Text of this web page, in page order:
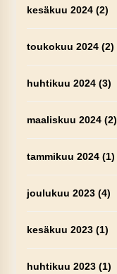
kesäkuu 2024(2)
toukokuu 2024(2)
huhtikuu 2024(3)
maaliskuu 2024(2)
tammikuu 2024(1)
joulukuu 2023(4)
kesäkuu 2023(1)
huhtikuu 2023(1)